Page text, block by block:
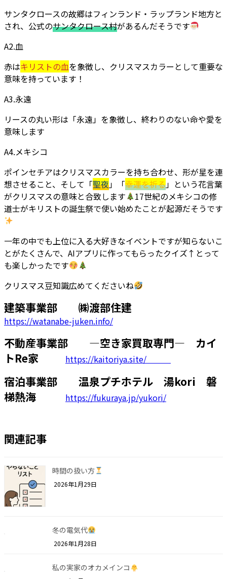
サンタクロースの故郷はフィンランド・ラップランド地方と
され、公式のサンタクロース村があるんだそうです
A2.血
赤はキリストの血を象徴し、クリスマスカラーとして重要な
意味を持っています！
A3.永遠
リースの丸い形は「永遠」を象徴し、終わりのない命や愛を
意味します
A4.メキシコ
ポインセチアはクリスマスカラーを持ち合わせ、形が星を連
想させること、そして「聖夜」「幸運を祈る」という花言葉
がクリスマスの意味と合致します
17世紀のメキシコの修
道士がキリストの誕生祭で使い始めたことが起源だそうです
一年の中でも上位に入る大好きなイベントですが知らないこ
とがたくさんで、AIアプリに作ってもらったクイズ↑とって
も楽しかったです
クリスマス豆知識広めてくださいね
建築事業部 ㈱渡部住建
https://watanabe-juken.info/
不動産事業部 ―空き家買取専門― カイ
トRe家
https://kaitoriya.site/
宿泊事業部 温泉プチホテル 湯kori 磐
梯熱海
https://fukuraya.jp/yukori/
関連記事
時間の扱い方
2026年1月29日
冬の電気代
2026年1月28日
私の実家のオカメインコ